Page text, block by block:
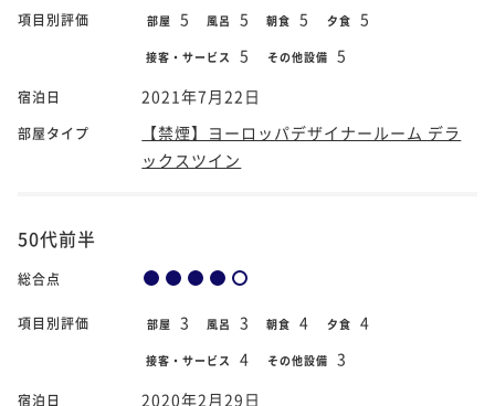
項目別評価 部屋 5 風呂 5 朝食 5 夕食 5
接客・サービス 5 その他設備 5
宿泊日 2021年7月22日
部屋タイプ
【禁煙】ヨーロッパデザイナールーム デラ
ックスツイン
50代前半
総合点
項目別評価 部屋 3 風呂 3 朝食 4 夕食 4
接客・サービス 4 その他設備 3
宿泊日 2020年2月29日